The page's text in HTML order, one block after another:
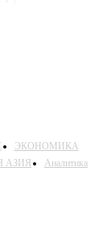
ЭКОНОМИКА
АЗИЯ Аналитика